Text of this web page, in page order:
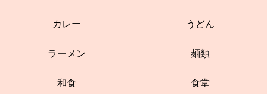
カレー うどん
ラーメン 麺類
和食 食堂